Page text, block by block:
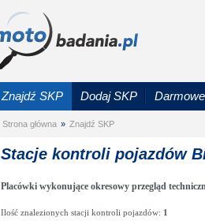
Znajdź SKP Dodaj SKP
Strona główna » Znajdź SKP
Stacje kontroli pojazdów
Placówki wykonujące okresowy przegląd
Ilość znalezionych stacji kontroli pojazdów: 1